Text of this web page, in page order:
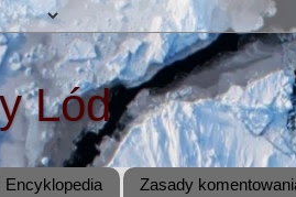
Lód
Encyklopedia Zasady